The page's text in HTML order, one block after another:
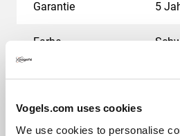
Vogels.com uses cookies
We use cookies to personalise
Garantie 5
Farbe
Länge (mm) 620
Verstellbare Tiefe